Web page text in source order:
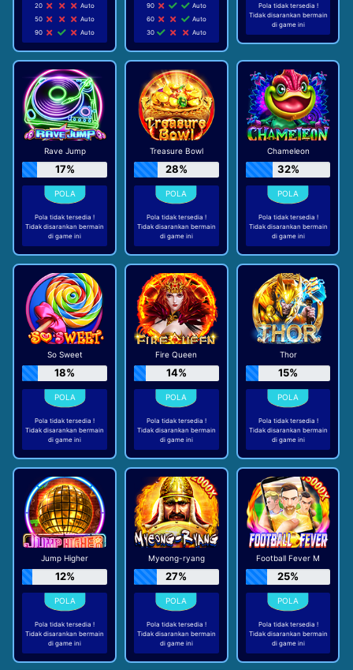
20
Auto
50
Auto
90
Auto
90
Auto
60
Auto
30
Auto
Pola tidak tersedia !
Tidak disarankan bermain
di game ini
Rave Jump
17%
Pola tidak tersedia !
Tidak disarankan bermain
di game ini
Treasure Bowl
28%
Pola tidak tersedia !
Tidak disarankan bermain
di game ini
Chameleon
32%
Pola tidak tersedia !
Tidak disarankan bermain
di game ini
So Sweet
18%
Pola tidak tersedia !
Tidak disarankan bermain
di game ini
Fire Queen
14%
Pola tidak tersedia !
Tidak disarankan bermain
di game ini
Thor
15%
Pola tidak tersedia !
Tidak disarankan bermain
di game ini
Jump Higher
12%
Pola tidak tersedia !
Tidak disarankan bermain
di game ini
Myeong-ryang
27%
Pola tidak tersedia !
Tidak disarankan bermain
di game ini
Football Fever M
25%
Pola tidak tersedia !
Tidak disarankan bermain
di game ini